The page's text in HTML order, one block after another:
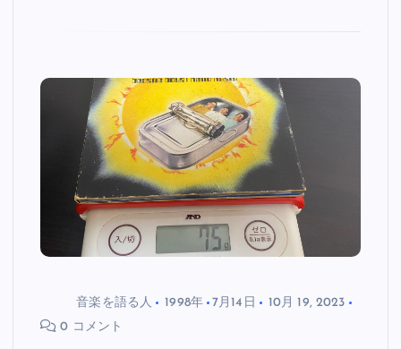
音楽を語る人 1998年 7月14日
10月 19, 2023
0 コメント